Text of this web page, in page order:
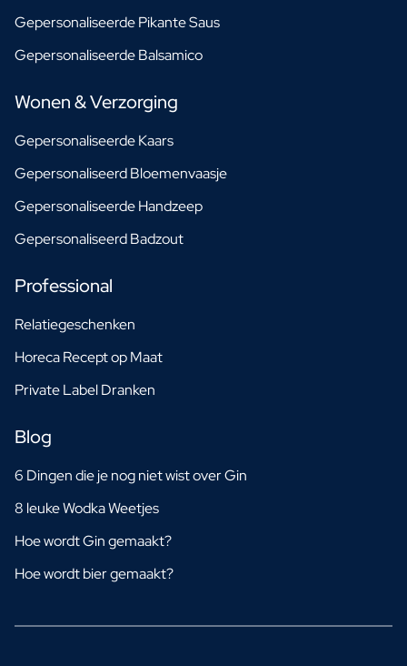
Gepersonaliseerde Pikante Saus
Gepersonaliseerde Balsamico
Wonen & Verzorging
Gepersonaliseerde Kaars
Gepersonaliseerd Bloemenvaasje
Gepersonaliseerde Handzeep
Gepersonaliseerd Badzout
Professional
Relatiegeschenken
Horeca Recept op Maat
Private Label Dranken
Blog
6 Dingen die je nog niet wist over Gin
8 leuke Wodka Weetjes
Hoe wordt Gin gemaakt?
Hoe wordt bier gemaakt?